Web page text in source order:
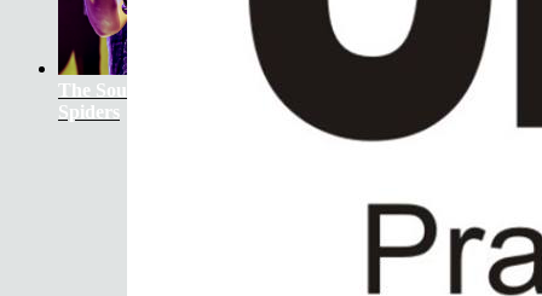
The Soundtrack Of Our Lives +
Spiders